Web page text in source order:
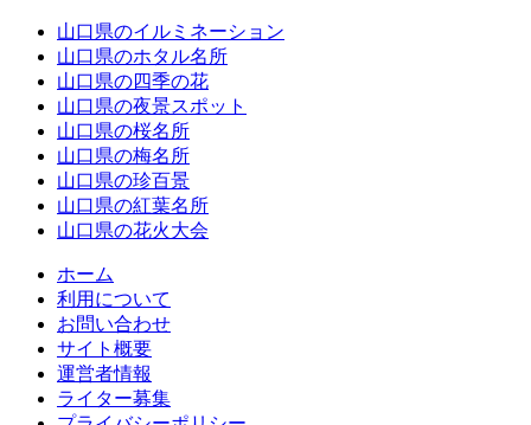
山口県のイルミネーション
山口県のホタル名所
山口県の四季の花
山口県の夜景スポット
山口県の桜名所
山口県の梅名所
山口県の珍百景
山口県の紅葉名所
山口県の花火大会
ホーム
利用について
お問い合わせ
サイト概要
運営者情報
ライター募集